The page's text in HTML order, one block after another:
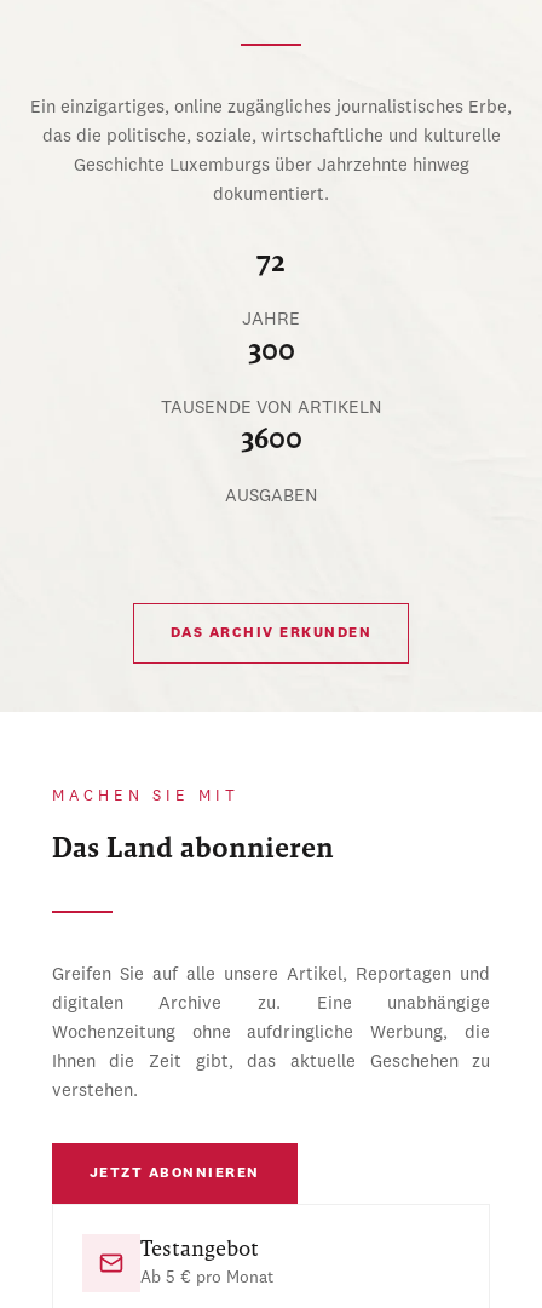
Ein einzigartiges, online zugängliches journalistisches Erbe,
das die politische, soziale, wirtschaftliche und kulturelle
Geschichte Luxemburgs über Jahrzehnte hinweg
dokumentiert.
72
JAHRE
300
TAUSENDE VON ARTIKELN
3600
AUSGABEN
DAS ARCHIV ERKUNDEN
MACHEN SIE MIT
Das Land abonnieren
Greifen Sie auf alle unsere Artikel, Reportagen und
digitalen Archive zu. Eine unabhängige
Wochenzeitung ohne aufdringliche Werbung, die
Ihnen die Zeit gibt, das aktuelle Geschehen zu
verstehen.
JETZT ABONNIEREN
Testangebot
Ab 5 € pro Monat